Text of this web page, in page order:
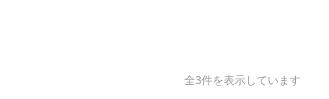
全3件を表示しています